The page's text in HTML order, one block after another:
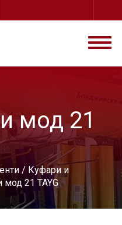
мод 21
/ Куфари и
21 TAYG